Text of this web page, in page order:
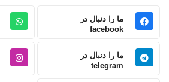
ما را دنبال در
facebook
ما را دنبال در
telegram